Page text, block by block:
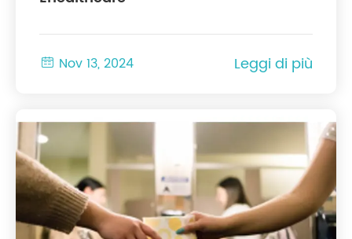
 Nov 13, 2024 Leggi di più